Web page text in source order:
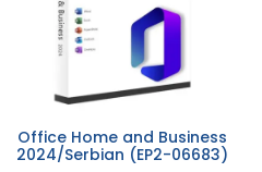
Office Home and Business
2024/Serbian (EP2-06683)